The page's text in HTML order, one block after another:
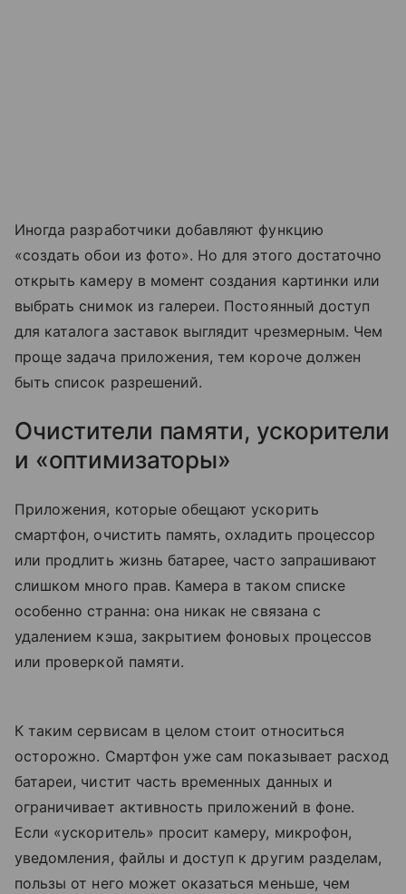
Иногда разработчики добавляют функцию
«создать обои из фото». Но для этого достаточно
открыть камеру в момент создания картинки или
выбрать снимок из галереи. Постоянный доступ
для каталога заставок выглядит чрезмерным. Чем
проще задача приложения, тем короче должен
быть список разрешений.
Очистители памяти, ускорители
и «оптимизаторы»
Приложения, которые обещают ускорить
смартфон, очистить память, охладить процессор
или продлить жизнь батарее, часто запрашивают
слишком много прав. Камера в таком списке
особенно странна: она никак не связана с
удалением кэша, закрытием фоновых процессов
или проверкой памяти.
К таким сервисам в целом стоит относиться
осторожно. Смартфон уже сам показывает расход
батареи, чистит часть временных данных и
ограничивает активность приложений в фоне.
Если «ускоритель» просит камеру, микрофон,
уведомления, файлы и доступ к другим разделам,
пользы от него может оказаться меньше, чем